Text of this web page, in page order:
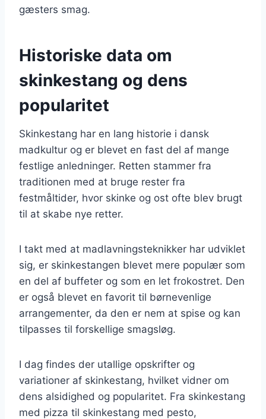
gæsters smag.
Historiske data om
skinkestang og dens
popularitet
Skinkestang har en lang historie i dansk
madkultur og er blevet en fast del af mange
festlige anledninger. Retten stammer fra
traditionen med at bruge rester fra
festmåltider, hvor skinke og ost ofte blev brugt
til at skabe nye retter.
I takt med at madlavningsteknikker har udviklet
sig, er skinkestangen blevet mere populær som
en del af buffeter og som en let frokostret. Den
er også blevet en favorit til børnevenlige
arrangementer, da den er nem at spise og kan
tilpasses til forskellige smagsløg.
I dag findes der utallige opskrifter og
variationer af skinkestang, hvilket vidner om
dens alsidighed og popularitet. Fra skinkestang
med pizza til skinkestang med pesto,